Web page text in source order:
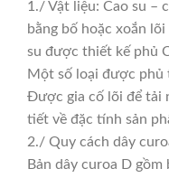
1./ Vật liệu: Cao su –
bằng bố hoặc xoắn
su được thiết kế phủ
Một số loại được phủ
Được gia cố lõi để tải
tiết về đặc tính sản
2./ Quy cách dây
Bản dây curoa D